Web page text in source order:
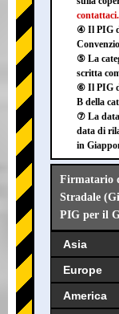
contattaci.
④ Il PIG
⑤ La
scritta
⑥ Il PIG
B della
⑦ La data
data di
in
Firmatario
Stradale
PIG per il
Asia
Europe
America